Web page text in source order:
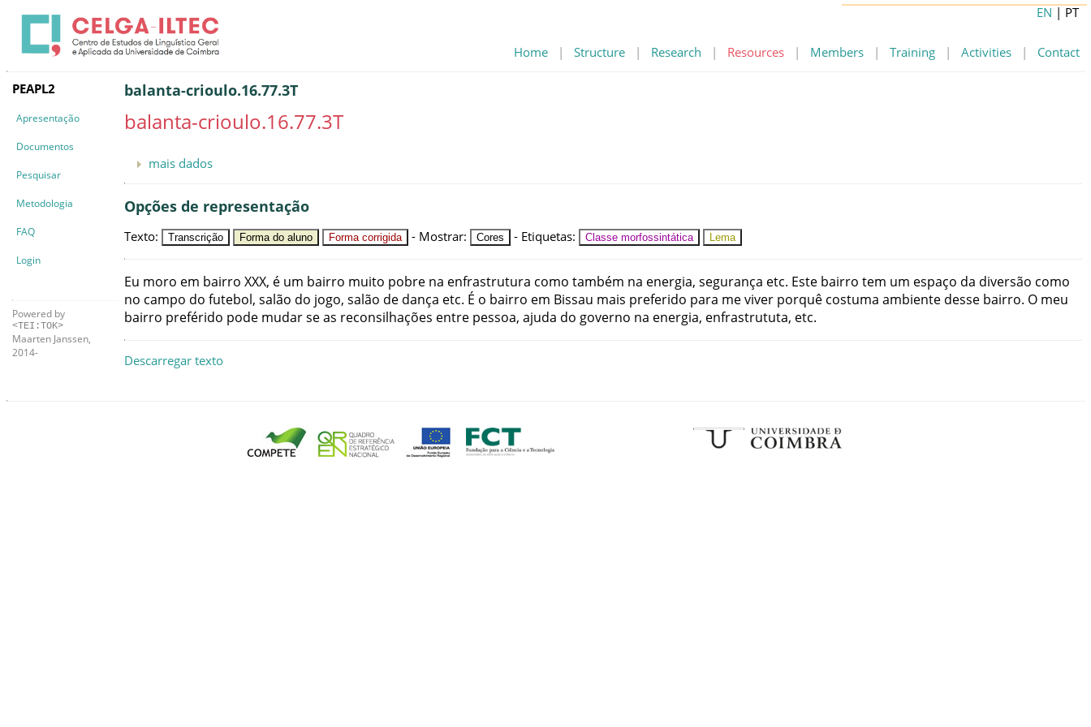
Home | Structure | Research | Resources | Members | Training | Activities | Contact
EN | PT
PEAPL2
Apresentação
Documentos
Pesquisar
Metodologia
FAQ
Login
Powered by
<TEI:TOK>
Maarten Janssen,
2014-
balanta-crioulo.16.77.3T
balanta-crioulo.16.77.3T
mais dados
Opções de representação
Texto: Transcrição Forma do aluno Forma corrigida - Mostrar: Cores - Etiquetas: Classe morfossintática Lema
Eu moro em bairro XXX, é um bairro muito pobre na enfrastrutura como também na energia, segurança etc. Este bairro tem um espaço da diversão como
no campo do futebol, salão do jogo, salão de dança etc. É o bairro em Bissau mais preferido para meviver porquê costuma ambiente desse bairro. O meu
bairro preférido pode mudarseas reconsilhações entre pessoa, ajuda do governo na energia, enfrastrututa, etc.
Descarregar texto